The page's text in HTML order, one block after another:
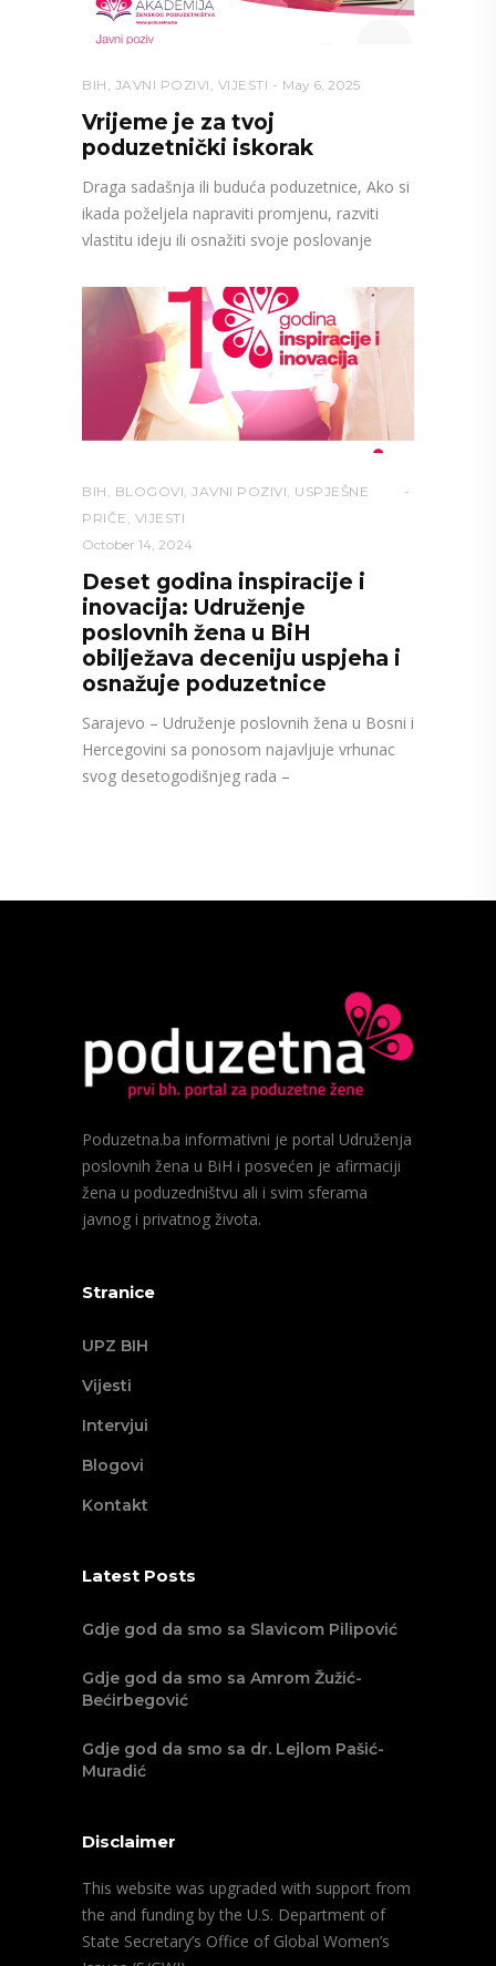
BIH JAVNI POZIVI VIJESTI May 6, 2025
Vrijeme je za tvoj
poduzetnički iskorak
Draga sadašnja ili buduća poduzetnice, Ako si
ikada poželjela napraviti promjenu, razviti
vlastitu ideju ili osnažiti svoje poslovanje
BIH BLOGOVI JAVNI POZIVI USPJEŠNE
PRIČE VIJESTI
October 14, 2024
Deset godina inspiracije i
inovacija: Udruženje
poslovnih žena u BiH
obilježava deceniju uspjeha i
osnažuje poduzetnice
Sarajevo – Udruženje poslovnih žena u Bosni i
Hercegovini sa ponosom najavljuje vrhunac
svog desetogodišnjeg rada –
Poduzetna.ba informativni je portal Udruženja
poslovnih žena u BiH i posvećen je afirmaciji
žena u poduzedništvu ali i svim sferama
javnog i privatnog života.
Stranice
UPZ BIH
Vijesti
Intervjui
Blogovi
Kontakt
Latest Posts
Gdje god da smo sa Slavicom Pilipović
Gdje god da smo sa Amrom Žužić-
Bećirbegović
Gdje god da smo sa dr. Lejlom Pašić-
Muradić
Disclaimer
This website was upgraded with support from
the and funding by the U.S. Department of
State Secretary’s Office of Global Women’s